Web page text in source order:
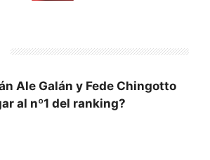
Ale Galán y Fede Chingotto
al nº1 del ranking?